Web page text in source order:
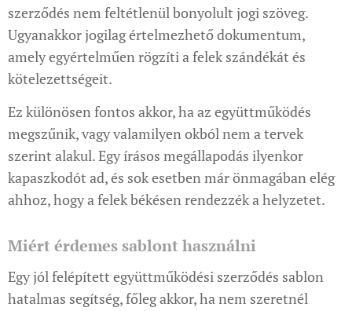
szerződés nem feltétlenül bonyolult jogi szöveg.
Ugyanakkor jogilag értelmezhető dokumentum,
amely egyértelműen rögzíti a felek szándékát és
kötelezettségeit.
Ez különösen fontos akkor, ha az együttműködés
megszűnik, vagy valamilyen okból nem a tervek
szerint alakul. Egy írásos megállapodás ilyenkor
kapaszkodót ad, és sok esetben már önmagában elég
ahhoz, hogy a felek békésen rendezzék a helyzetet.
Miért érdemes sablont használni
Egy jól felépített együttműködési szerződés sablon
hatalmas segítség, főleg akkor, ha nem szeretnél